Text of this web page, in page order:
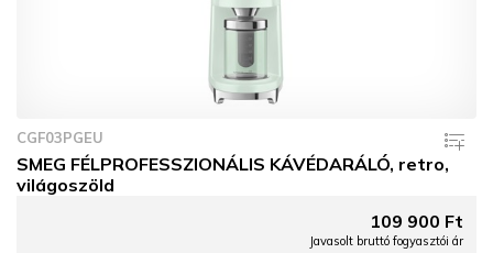
CGF03PGEU
SMEG FÉLPROFESSZIONÁLIS KÁVÉDARÁLÓ, retro,
világoszöld
109 900 Ft
Javasolt bruttó fogyasztói ár